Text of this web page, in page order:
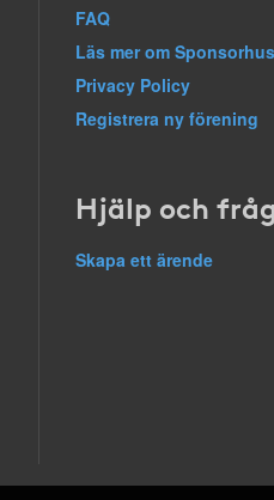
FAQ
Läs mer om
Privacy Policy
Registrera ny förening
Hjälp och
Skapa ett ärende